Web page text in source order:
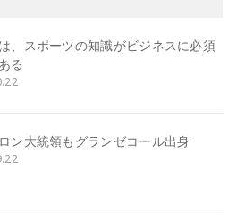
、スポーツの知識がビジネスに必須
る
ン大統領もグランゼコール出身